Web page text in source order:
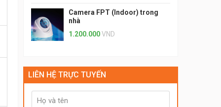
Camera FPT (Indoor) trong
nhà
1.200.000VND
LIÊN HỆ TRỰC TUYẾN